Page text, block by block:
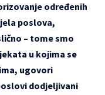
određenih
poslova,
– tome smo
u kojima se
ugovori
dodjeljivani